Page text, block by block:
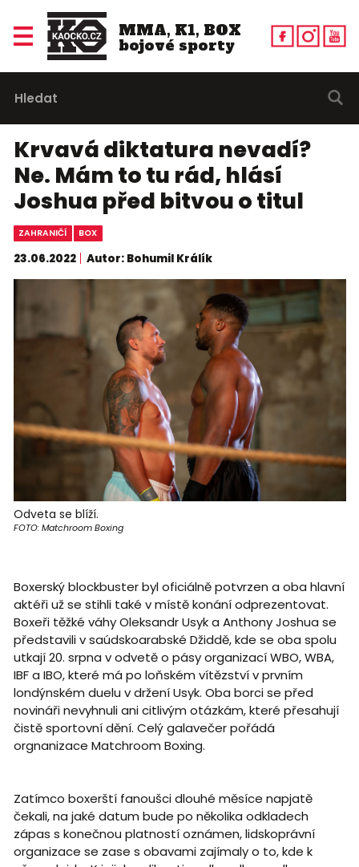
MMA, K1, BOX
bojové sporty
Krvavá diktatura nevadí?
Ne. Mám to tu rád, hlásí
Joshua před bitvou o titul
ZAHRANIČÍ BOX
23.06.2022 Autor: Bohumil Králík
Odveta se blíží.
FOTO: Matchroom Boxing
Boxerský blockbuster byl oficiálně potvrzen a oba hlavní
aktéři už se stihli také v místě konání odprezentovat.
Boxeři těžké váhy Oleksandr Usyk a Anthony Joshua se
představili v saúdskoarabské Džiddě, kde se oba spolu
utkají 20. srpna v odvetě o pásy organizací WBO, WBA,
IBF a IBO, které má po loňském vítězství v prvním
londýnském duelu v držení Usyk. Oba borci se před
novináři nevyhnuli ani citlivým otázkám, které přesahují
čistě sportovní dění. Celý galavečer pořádá
orgnanizace Matchroom Boxing.
Zatímco boxerští fanoušci dlouhé měsíce napjatě
čekali, na jaké datum bude po několika odkladech
zápas s konečnou platností oznámen, lidskoprávní
organizace se zase s obavami zajímaly o to, kde k